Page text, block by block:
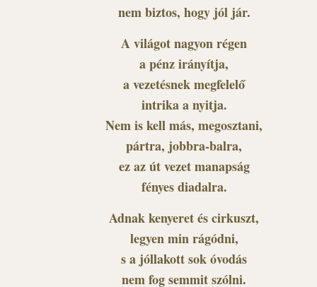
nem biztos, hogy jól jár.
A világot nagyon régen
a pénz irányítja,
a vezetésnek megfelelő
intrika a nyitja.
Nem is kell más, megosztani,
pártra, jobbra-balra,
ez az út vezet manapság
fényes diadalra.
Adnak kenyeret és cirkuszt,
legyen min rágódni,
s a jóllakott sok óvodás
nem fog semmit szólni.